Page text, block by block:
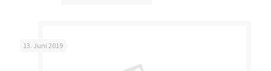
13. Juni 2019